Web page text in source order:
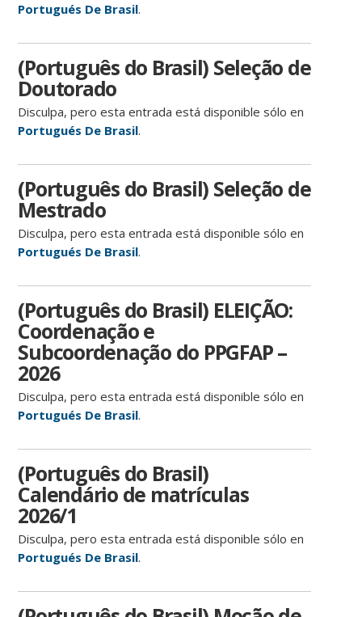
Portugués De Brasil.
(Português do Brasil) Seleção de
Doutorado
Disculpa, pero esta entrada está disponible sólo en
Portugués De Brasil.
(Português do Brasil) Seleção de
Mestrado
Disculpa, pero esta entrada está disponible sólo en
Portugués De Brasil.
(Português do Brasil) ELEIÇÃO:
Coordenação e
Subcoordenação do PPGFAP –
2026
Disculpa, pero esta entrada está disponible sólo en
Portugués De Brasil.
(Português do Brasil)
Calendário de matrículas
2026/1
Disculpa, pero esta entrada está disponible sólo en
Portugués De Brasil.